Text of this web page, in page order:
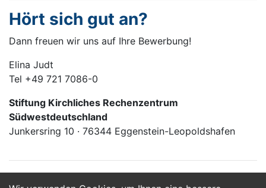
Hört sich gut an?
Dann freuen wir uns auf Ihre Bewerbung!
Elina Judt
Tel +49 721 7086-0
Stiftung Kirchliches Rechenzentrum
Südwestdeutschland
Junkersring 10 · 76344 Eggenstein-Leopoldshafen